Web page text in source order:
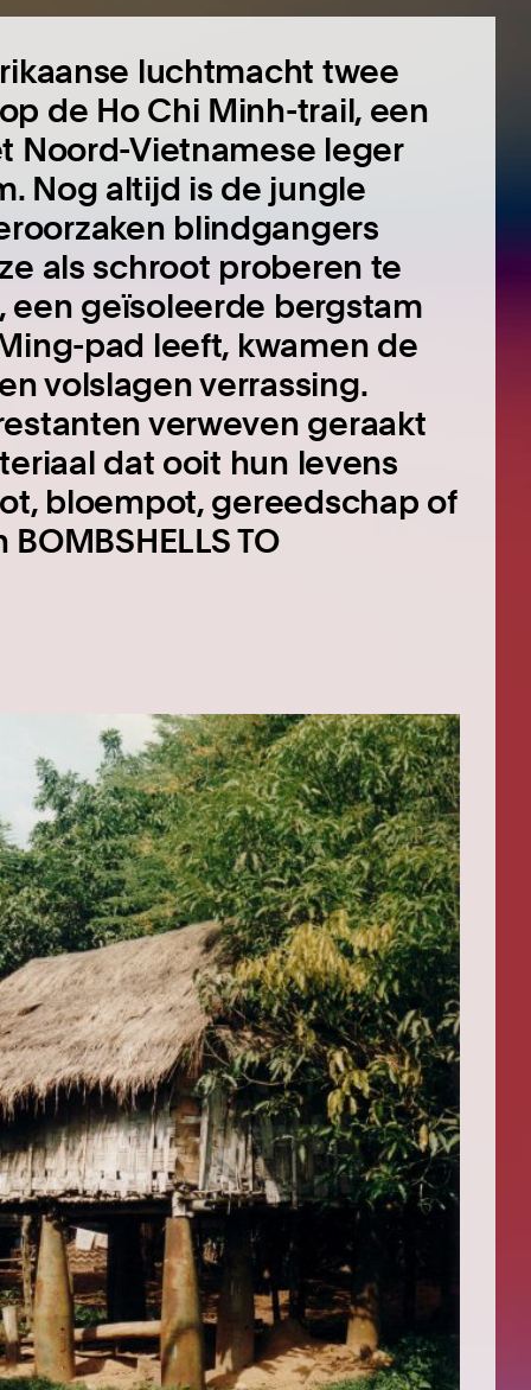
luchtmacht twee
de Ho Chi Minh-trail, een
Noord-Vietnamese leger
Nog altijd is de jungle
blindgangers
als schroot proberen te
een geïsoleerde bergstam
pad leeft, kwamen de
volslagen verrassing.
verweven geraakt
dat ooit hun levens
bloempot, gereedschap of
TO